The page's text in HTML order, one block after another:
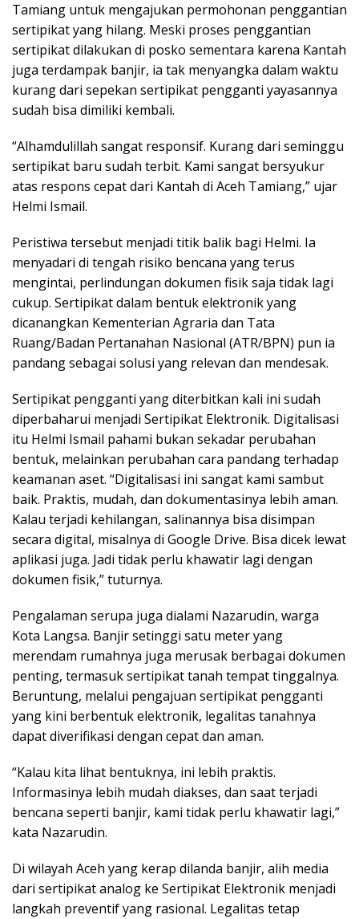
Tamiang untuk mengajukan permohonan penggantian
sertipikat yang hilang. Meski proses penggantian
sertipikat dilakukan di posko sementara karena Kantah
juga terdampak banjir, ia tak menyangka dalam waktu
kurang dari sepekan sertipikat pengganti yayasannya
sudah bisa dimiliki kembali.
“Alhamdulillah sangat responsif. Kurang dari seminggu
sertipikat baru sudah terbit. Kami sangat bersyukur
atas respons cepat dari Kantah di Aceh Tamiang,” ujar
Helmi Ismail.
Peristiwa tersebut menjadi titik balik bagi Helmi. Ia
menyadari di tengah risiko bencana yang terus
mengintai, perlindungan dokumen fisik saja tidak lagi
cukup. Sertipikat dalam bentuk elektronik yang
dicanangkan Kementerian Agraria dan Tata
Ruang/Badan Pertanahan Nasional (ATR/BPN) pun ia
pandang sebagai solusi yang relevan dan mendesak.
Sertipikat pengganti yang diterbitkan kali ini sudah
diperbaharui menjadi Sertipikat Elektronik. Digitalisasi
itu Helmi Ismail pahami bukan sekadar perubahan
bentuk, melainkan perubahan cara pandang terhadap
keamanan aset. “Digitalisasi ini sangat kami sambut
baik. Praktis, mudah, dan dokumentasinya lebih aman.
Kalau terjadi kehilangan, salinannya bisa disimpan
secara digital, misalnya di Google Drive. Bisa dicek lewat
aplikasi juga. Jadi tidak perlu khawatir lagi dengan
dokumen fisik,” tuturnya.
Pengalaman serupa juga dialami Nazarudin, warga
Kota Langsa. Banjir setinggi satu meter yang
merendam rumahnya juga merusak berbagai dokumen
penting, termasuk sertipikat tanah tempat tinggalnya.
Beruntung, melalui pengajuan sertipikat pengganti
yang kini berbentuk elektronik, legalitas tanahnya
dapat diverifikasi dengan cepat dan aman.
“Kalau kita lihat bentuknya, ini lebih praktis.
Informasinya lebih mudah diakses, dan saat terjadi
bencana seperti banjir, kami tidak perlu khawatir lagi,”
kata Nazarudin.
Di wilayah Aceh yang kerap dilanda banjir, alih media
dari sertipikat analog ke Sertipikat Elektronik menjadi
langkah preventif yang rasional. Legalitas tetap